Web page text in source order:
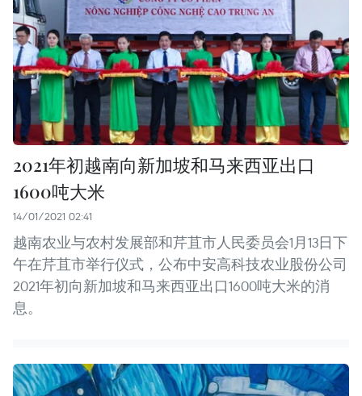
2021年初越南向新加坡和马来西亚出口
1600吨大米
14/01/2021 02:41
越南农业与农村发展部和芹苴市人民委员会1月13日下
午在芹苴市举行仪式，公布中安高科技农业股份公司
2021年初向新加坡和马来西亚出口1600吨大米的消
息。